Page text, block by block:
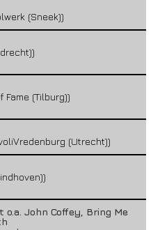
(Sneek))
Fame (Tilburg))
(Utrecht))
John Coffey, Bring Me